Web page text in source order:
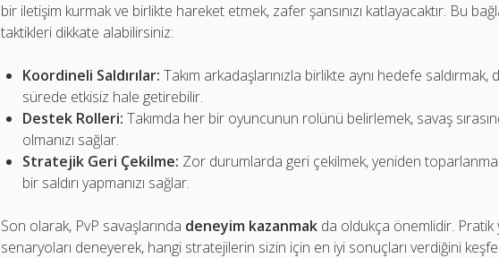
bir iletişim kurmak ve birlikte hareket etmek, zafer şansınızı katlayacaktır. Bu
taktikleri dikkate alabilirsiniz:
Koordineli Saldırılar: Takım arkadaşlarınızla birlikte aynı hedefe saldırmak,
sürede etkisiz hale getirebilir.
Destek Rolleri: Takımda her bir oyuncunun rolünü belirlemek, savaş
olmanızı sağlar.
Stratejik Geri Çekilme: Zor durumlarda geri çekilmek, yeniden
bir saldırı yapmanızı sağlar.
Son olarak, PvP savaşlarında deneyim kazanmak da oldukça önemlidir. Pratik
senaryoları deneyerek, hangi stratejilerin sizin için en iyi sonuçları verdiğini